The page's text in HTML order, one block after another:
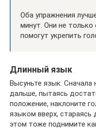
Оба упражнения
минут. Они не только
помогут укрепить
Длинный язык
Высуньте язык. Сначала
дальше, пытаясь
положение, наклоните
языком вверх, стараясь
этом тоже поднимите